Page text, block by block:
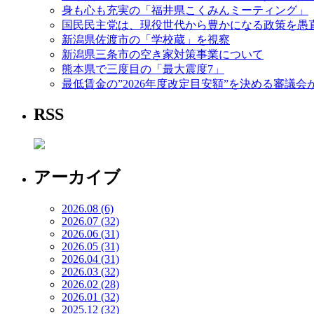
身も心も充実の「福井県こくみんミーティング」
国民民主党は、現役世代から豊かになる政策を愚
新潟県佐渡市の「学校蔵」を視察
新潟県三条市の空き家対策事業について
熊本県で三度目の「最大震度7」
最低賃金の”2026年度改定目安額”を決める審議会
RSS
アーカイブ
2026.08 (6)
2026.07 (32)
2026.06 (31)
2026.05 (31)
2026.04 (31)
2026.03 (32)
2026.02 (28)
2026.01 (32)
2025.12 (32)